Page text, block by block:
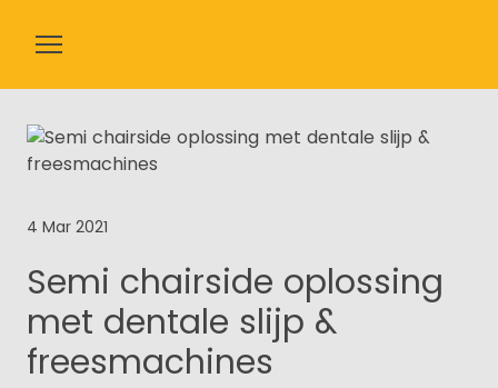
Verbruiksmaterialen
Over ons
Nieuws
Contact
4 Mar 2021
Semi chairside oplossing
met dentale slijp &
freesmachines